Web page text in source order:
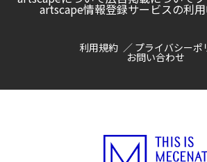
artscape情報登録サービスの利
利用規約 プライバシーポ
お問い合わせ